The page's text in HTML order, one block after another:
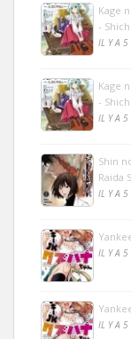
Kage
-
IL Y A 5
Kage
-
IL Y A 5
Shin
Raida
IL Y A 5
IL Y A 5
IL Y A 5